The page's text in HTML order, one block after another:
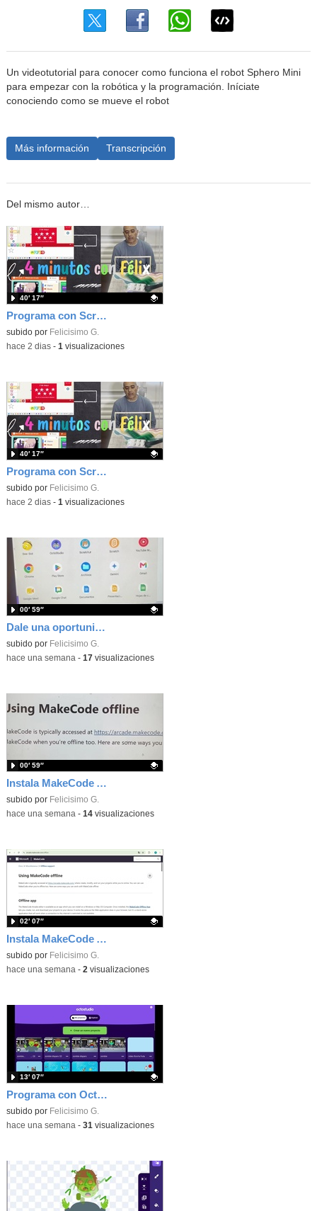
Un videotutorial para conocer como funciona el robot Sphero Mini
para empezar con la robótica y la programación. Iníciate
conociendo como se mueve el robot
Más información Transcripción
Del mismo autor…
Programa con Scratch, 8 diferentes juegos para vivir la emoción de los partidos de España en el mundial 2026
Contenido educativo.
subido por Felicisimo G.
40′ 17″
-hace 2 dias- 1 visualizaciones
Programa con Scratch juegos con los partidos del mundial 2026 ganados por España
Contenido educativo.
subido por Felicisimo G.
40′ 17″
-hace 2 dias- 1 visualizaciones
Dale una oportunidad a los Chromebooks y utiliza un proyector para realizar talleres si no tienes pantallas táctiles
Contenido educativo.
subido por Felicisimo G.
00′ 59″
-hace una semana - 17 visualizaciones
Instala MakeCode Arcade para trabajar offline en tu tablet, ordenador, Chromebook
Contenido educativo.
subido por Felicisimo G.
00′ 59″
-hace una semana - 14visualizaciones
Instala MakeCode Arcade offline para programar grandes juegos sin necesidad de Internet
Contenido educativo.
subido por Felicisimo G.
02′ 07″
-hace una semana - 2 visualizaciones
Programa con OctoStudio, un juego de disparos contra Zombies con un cargador basado en el House of the dead
Contenido educativo.
subido por Felicisimo G.
13′ 07″
-hace una semana - 31 visualizaciones